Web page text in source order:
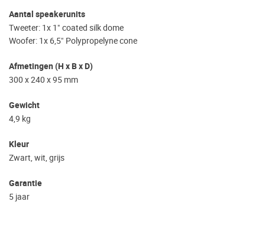
Aantal speakerunits
Tweeter: 1x 1" coated silk dome
Woofer: 1x 6,5" Polypropelyne cone
Afmetingen (H x B x D)
300 x 240 x 95 mm
Gewicht
4,9 kg
Kleur
Zwart, wit, grijs
Garantie
5 jaar